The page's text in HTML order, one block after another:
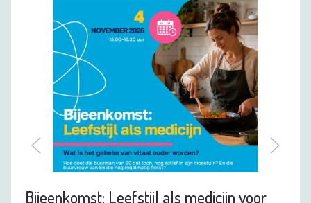
Bijeenkomst: Leefstijl als medicijn voor